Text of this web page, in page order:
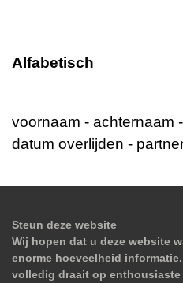
Alfabetisch
voornaam - achternaam
datum overlijden -
Steun deze website
Wij hopen dat u deze website
enorme hoeveelheid
volledig draait op